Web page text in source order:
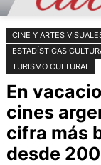
CINE Y ARTES
ESTADÍSTICAS
TURISMO CULTURAL
En
cines
cifra más
desde